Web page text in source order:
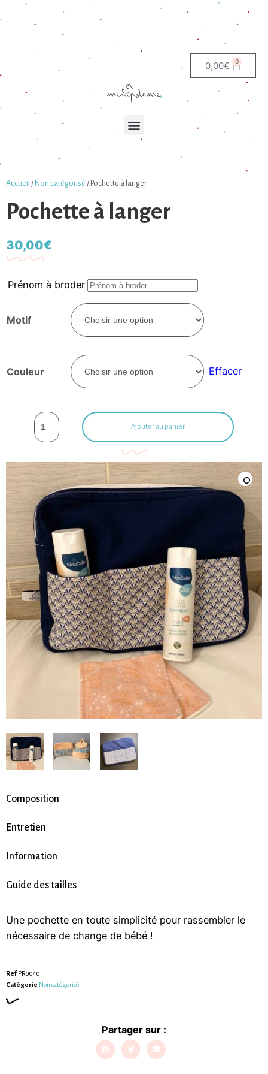
0,00€ 0
🔍
Composition
Entretien
Information
Guide des tailles
Une pochette en toute simplicité pour rassembler le
nécessaire de change de bébé !
RefPR0040
Catégorie Non catégorisé
Partager sur :
Accueil / Non catégorisé / Pochette à langer
Pochette à langer
30,00€
Prénom à broder
Motif
Couleur Effacer
Ajouter au panier